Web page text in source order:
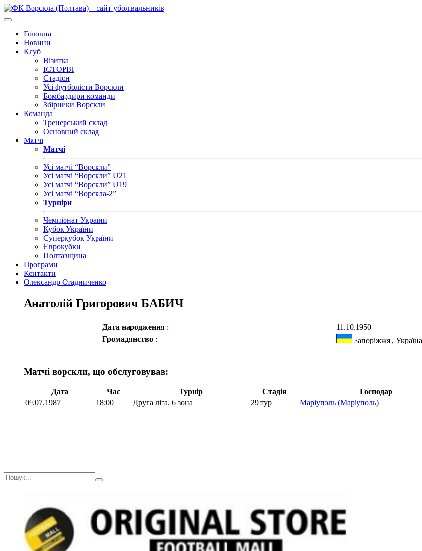
Головна
Новини
Клуб
Візитка
ІСТОРІЯ
Стадіон
Усі футболісти Ворскли
Бомбардири команди
Збірники Ворскли
Команда
Тренерський склад
Основний склад
Матчі
Матчі
Усі матчі “Ворскли”
Усі матчі “Ворскли” U21
Усі матчі “Ворскли” U19
Усі матчі “Ворскла-2”
Турніри
Чемпіонат України
Кубок України
Суперкубок України
Єврокубки
Полтавщина
Програми
Контакти
Олександр Стадниченко
Анатолій Григорович БАБИЧ
Дата народження :
11.10.1950
Громадянство : Запоріжжя , Україна
Матчі ворскли, що обслуговував:
Дата Час Турнір Стадія Господар
09.07.1987
18:00 Друга ліга. 6 зона 29 тур Маріуполь (Маріуполь)